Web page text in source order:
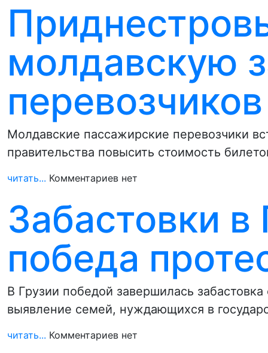
молдавскую
перевозчиков
Молдавские пассажирские перевозчики
правительства повысить стоимость
читать... Комментариев нет
Забастовки в
победа
В Грузии победой завершилась
выявление семей, нуждающихся в
читать... Комментариев нет